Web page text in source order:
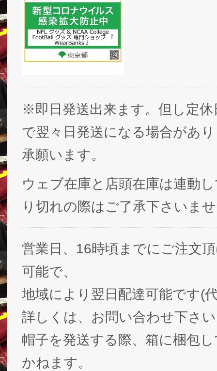
※即日発送出来ます。但し定休
で翌々日発送になる場合があ
承願います。
ウェブ在庫と店頭在庫は連動
り切れの際はご了承下さいま
営業日、16時頃までにご注文
可能で、
地域により翌日配達可能です(
詳しくは、お問い合わせ下さ
帽子を発送する際、箱に梱包
かねます。